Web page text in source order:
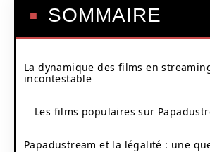
SOMMAIRE
La dynamique des films en
incontestable
Les films populaires sur
Papadustream et la légalité : une